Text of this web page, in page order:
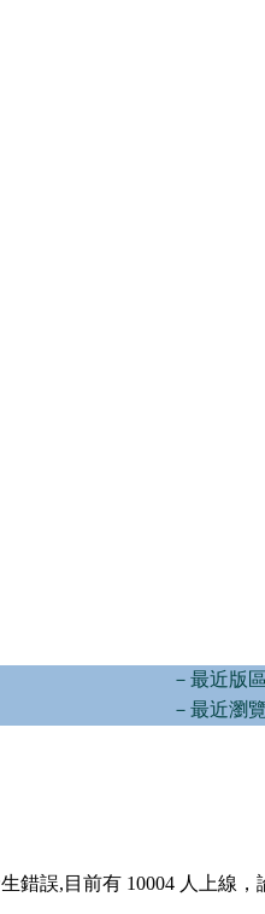
－最近版
－最近瀏
錯誤,目前有 10004 人上線